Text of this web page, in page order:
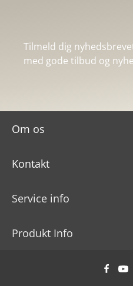
Tilmeld dig
med gode tilbud og
Om os
Kontakt
Service info
Produkt Info